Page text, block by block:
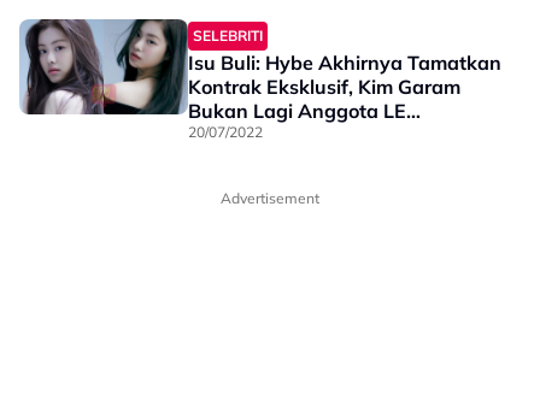
SELEBRITI
Isu Buli: Hybe Akhirnya Tamatkan
Kontrak Eksklusif, Kim Garam
Bukan Lagi Anggota LE
SSERAFIM
20/07/2022
Advertisement